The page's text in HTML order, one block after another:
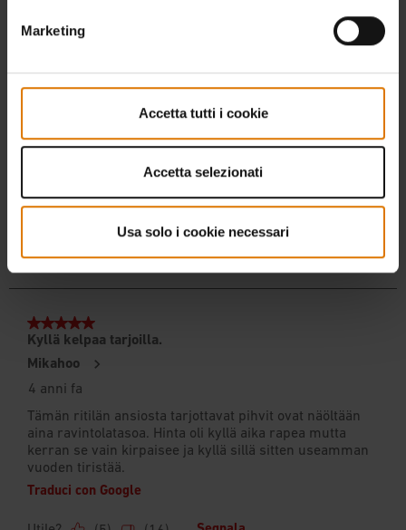
Marketing
Accetta tutti i cookie
Accetta selezionati
Usa solo i cookie necessari